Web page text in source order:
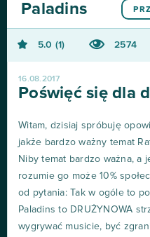
Paladins
5.0 1 2574
16.08.2017
Poświęć się dla
Witam, dzisiaj spróbuję
jakże bardzo ważny temat
Niby temat bardzo ważna, a
rozumie go może 10%
od pytania: Tak w ogóle to
Paladins to DRUŻYNOWA
wygrywać musicie, być